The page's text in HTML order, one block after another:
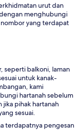
urut dan
menghubungi
yang terdapat
seperti balkoni, laman
untuk kanak-
kami
hartanah sebelum
jika pihak hartanah
sesuai.
terdapatnya pengesan